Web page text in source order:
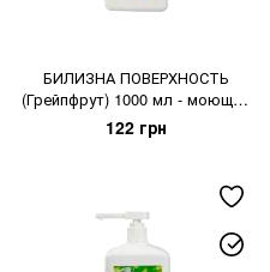
БИЛИЗНА ПОВЕРХНОСТЬ
(Грейпфрут) 1000 мл - моющее
средство для мытья
поверхностей
122 грн